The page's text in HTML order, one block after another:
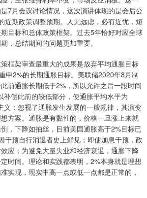
7月会议讨论情况，这次演讲体现的是会后公
近期政策调整预期。人无远虑，必有近忧，短
目标和总体政策框架。过去5年恰好对应全球
，总结期间的问题更加重要。
架审查最重大的成果是放弃平均通胀目标
申2%的长期通胀目标。美联储2020年8月制
前通胀长期低于2%，所以允许之后一段时间
补偿此前的较低部分，使通胀平均水平为
义：忽视了通胀发生发展的一般规律，其演变
方案。通胀是有黏性的，价格一旦涨上来就
，下降如抽丝，目前美国通胀高于2%目标已
干预自行消退者史上鲜见；即使加息干预，政
应；为避免大量失业和经济衰退，通胀下降
时间。理论和实践都表明，2%本身就是理想
实现，现实中高一点或低一点都是正常的，